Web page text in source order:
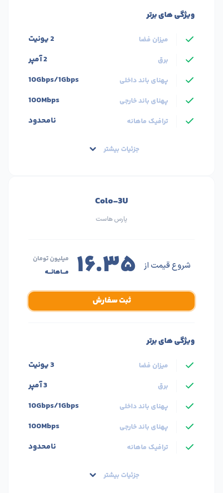
ویژگی های برتر
میزان فضا 2 یونیت
برق 2 آمپر
پهنای باند داخلی 10Gbps/1Gbps
پهنای باند خارجی 100Mbps
ترافیک ماهانه نامحدود
جزئیات بیشتر
Colo-3U
پارس هاست
شروع قیمت از ۱۶.۳۵
میلیون تومان
مـــاهانـــه
ثبت سفارش
ویژگی های برتر
میزان فضا 3 یونیت
برق 3 آمپر
پهنای باند داخلی 10Gbps/1Gbps
پهنای باند خارجی 100Mbps
ترافیک ماهانه نامحدود
جزئیات بیشتر